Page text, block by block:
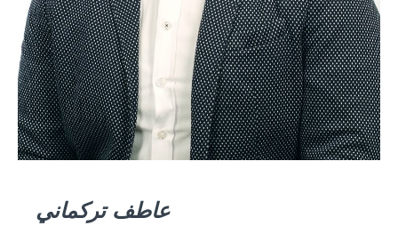
عاطف تركماني